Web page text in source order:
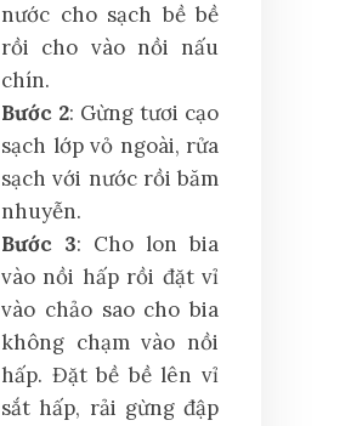
nước cho sạch bề bề
rồi cho vào nồi nấu
chín.
Bước 2: Gừng tươi cạo
sạch lớp vỏ ngoài, rửa
sạch với nước rồi băm
nhuyễn.
Bước 3: Cho lon bia
vào nồi hấp rồi đặt vỉ
vào chảo sao cho bia
không chạm vào nồi
hấp. Đặt bề bề lên vỉ
sắt hấp, rải gừng đập